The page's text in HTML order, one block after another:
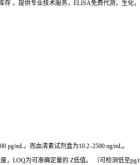
，提供专业技术服务，ELISA免费代测，生
mL，而血清素试剂盒为10.2–2500 ng/mL。
LOQ为可准确定量的 Z低值。 （可检测低至pg/